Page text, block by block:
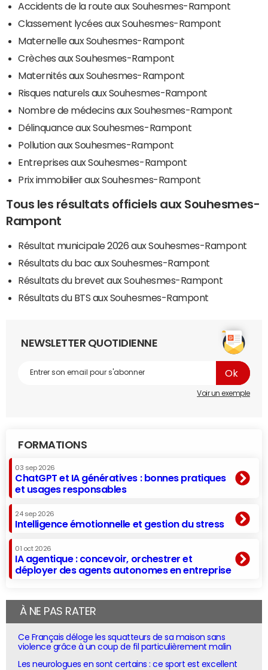
Accidents de la route aux Souhesmes-Rampont
Classement lycées aux Souhesmes-Rampont
Maternelle aux Souhesmes-Rampont
Crèches aux Souhesmes-Rampont
Maternités aux Souhesmes-Rampont
Risques naturels aux Souhesmes-Rampont
Nombre de médecins aux Souhesmes-Rampont
Délinquance aux Souhesmes-Rampont
Pollution aux Souhesmes-Rampont
Entreprises aux Souhesmes-Rampont
Prix immobilier aux Souhesmes-Rampont
Tous les résultats officiels aux Souhesmes-
Rampont
Résultat municipale 2026 aux Souhesmes-Rampont
Résultats du bac aux Souhesmes-Rampont
Résultats du brevet aux Souhesmes-Rampont
Résultats du BTS aux Souhesmes-Rampont
NEWSLETTER QUOTIDIENNE
Voir un exemple
FORMATIONS
03 sep 2026
ChatGPT et IA génératives : bonnes pratiques
et usages responsables
24 sep 2026
Intelligence émotionnelle et gestion du stress
01 oct 2026
IA agentique : concevoir, orchestrer et
déployer des agents autonomes en entreprise
À NE PAS RATER
Ce Français déloge les squatteurs de sa maison sans
violence grâce à un coup de fil particulièrement malin
Les neurologues en sont certains : ce sport est excellent